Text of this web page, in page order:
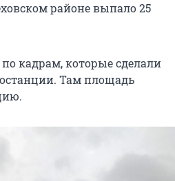
районе выпало 25
кадрам, которые сделали
Там площадь